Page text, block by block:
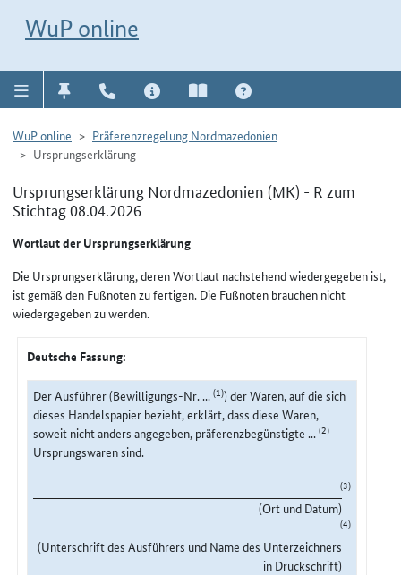
WuP online
WuP online
Präferenzregelung Nordmazedonien
Ursprungserklärung
Ursprungserklärung Nordmazedonien (MK) - R zum
Stichtag 08.04.2026
Wortlaut der Ursprungserklärung
Die Ursprungserklärung, deren Wortlaut nachstehend wiedergegeben ist,
ist gemäß den Fußnoten zu fertigen. Die Fußnoten brauchen nicht
wiedergegeben zu werden.
Deutsche Fassung:
Der Ausführer (Bewilligungs-Nr. ...(1)) der Waren, auf die sich
dieses Handelspapier bezieht, erklärt, dass diese Waren,
soweit nicht anders angegeben, präferenzbegünstigte ...(2)
Ursprungswaren sind.
(3)
(Ort und Datum)
(4)
(Unterschrift des Ausführers und Name des Unterzeichners
in Druckschrift)